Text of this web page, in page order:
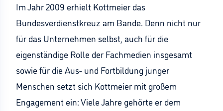
Im Jahr 2009 erhielt Kottmeier das
Bundesverdienstkreuz am Bande. Denn nicht nur
für das Unternehmen selbst, auch für die
eigenständige Rolle der Fachmedien insgesamt
sowie für die Aus- und Fortbildung junger
Menschen setzt sich Kottmeier mit großem
Engagement ein: Viele Jahre gehörte er dem